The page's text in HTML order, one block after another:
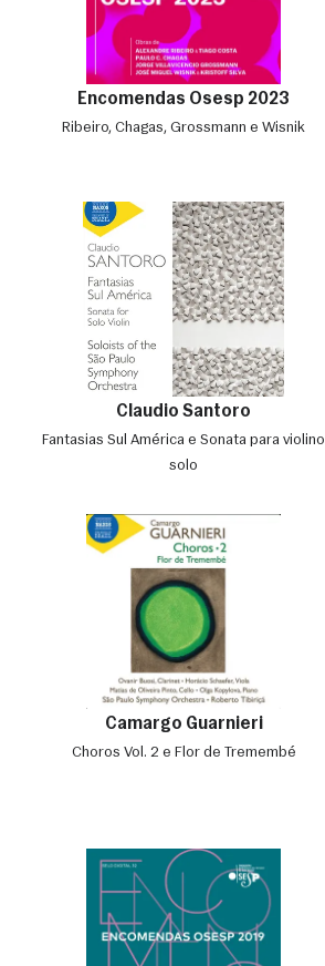
Encomendas Osesp 2023
Ribeiro, Chagas, Grossmann e Wisnik
Claudio Santoro
Fantasias Sul América e Sonata para violino
solo
Camargo Guarnieri
Choros Vol. 2 e Flor de Tremembé